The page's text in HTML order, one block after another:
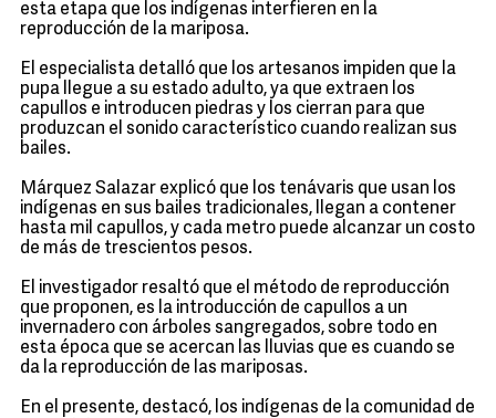
esta etapa que los indígenas interfieren en la
reproducción de la mariposa.
El especialista detalló que los artesanos impiden que la
pupa llegue a su estado adulto, ya que extraen los
capullos e introducen piedras y los cierran para que
produzcan el sonido característico cuando realizan sus
bailes.
Márquez Salazar explicó que los tenávaris que usan los
indígenas en sus bailes tradicionales, llegan a contener
hasta mil capullos, y cada metro puede alcanzar un costo
de más de trescientos pesos.
El investigador resaltó que el método de reproducción
que proponen, es la introducción de capullos a un
invernadero con árboles sangregados, sobre todo en
esta época que se acercan las lluvias que es cuando se
da la reproducción de las mariposas.
En el presente, destacó, los indígenas de la comunidad de